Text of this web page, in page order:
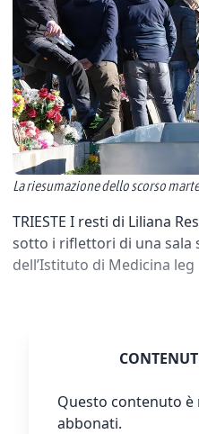
La riesumazione dello scorso
TRIESTE I resti di Liliana
sotto i riflettori di una sala
dell’Istituto di Medicina leg
Questo contenuto è
abbonati.